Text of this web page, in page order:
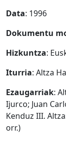
Data: 1996
Dokumentu
Hizkuntza:
Iturria: Altza
Ezaugarriak:
Ijurco; Juan
Kenduz III.
orr.)